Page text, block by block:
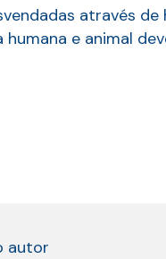
através
e animal
autor